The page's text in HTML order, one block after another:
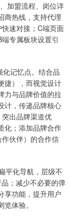
加盟流程、岗位详
商热线，支持代理
速对接；C端页面
专属板块设置引
记忆点。结合品
捷），而视觉设计
力与品牌价值的拉
计，传递品牌核心
出品牌渠道优
化；添加品牌合作
伙伴）的合作信
平化导航，层级不
；减少不必要的弹
享功能，提升用户
体验。